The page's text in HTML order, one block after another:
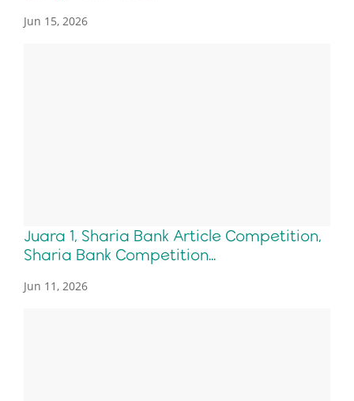
Jun 15, 2026
Juara 1, Sharia Bank Article Competition,
Sharia Bank Competition...
Jun 11, 2026